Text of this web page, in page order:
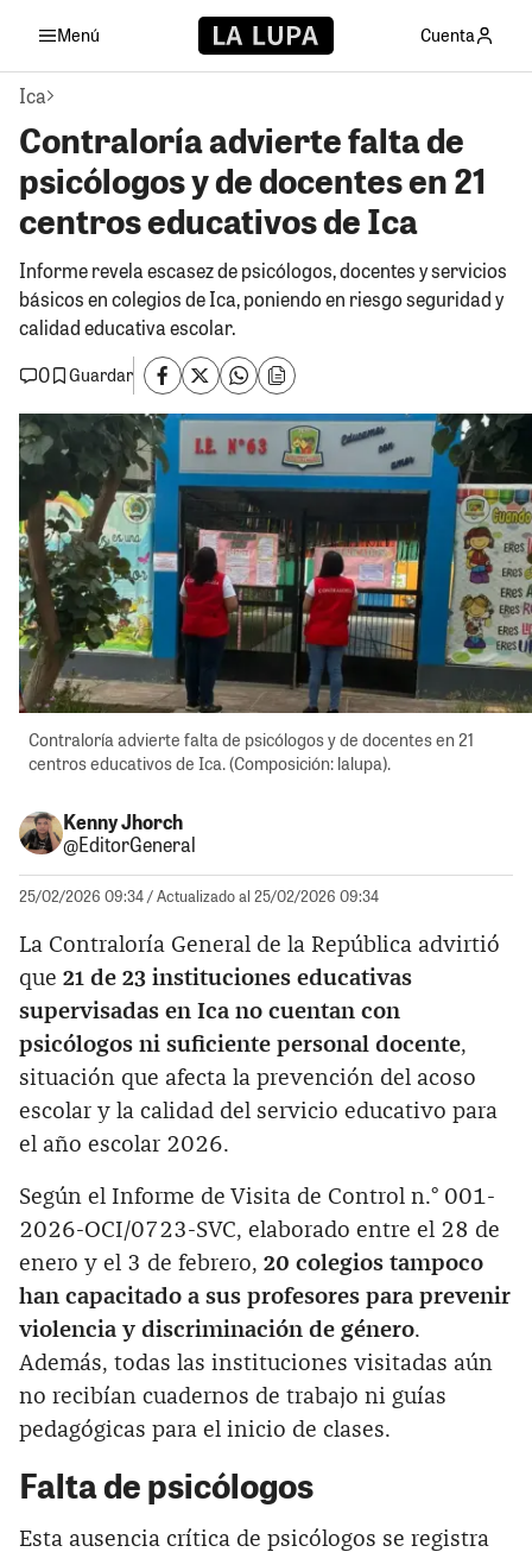
Menú Cuenta
Ica
Contraloría advierte falta de
psicólogos y de docentes en 21
centros educativos de Ica
Informe revela escasez de psicólogos, docentes y servicios
básicos en colegios de Ica, poniendo en riesgo seguridad y
calidad educativa escolar.
0
Guardar
Contraloría advierte falta de psicólogos y de docentes en 21
centros educativos de Ica. (Composición: lalupa).
Kenny Jhorch
@EditorGeneral
25/02/2026 09:34/ Actualizado al 25/02/2026 09:34
La Contraloría General de la República advirtió
que 21 de 23 instituciones educativas
supervisadas en Ica no cuentan con
psicólogos ni suficiente personal docente,
situación que afecta la prevención del acoso
escolar y la calidad del servicio educativo para
el año escolar 2026.
Según el Informe de Visita de Control n.° 001-
2026-OCI/0723-SVC, elaborado entre el 28 de
enero y el 3 de febrero, 20 colegios tampoco
han capacitado a sus profesores para prevenir
violencia y discriminación de género.
Además, todas las instituciones visitadas aún
no recibían cuadernos de trabajo ni guías
pedagógicas para el inicio de clases.
Falta de psicólogos
Esta ausencia crítica de psicólogos se registra